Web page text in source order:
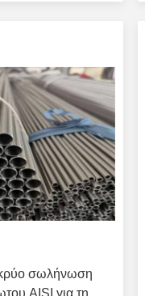
σωλήνωση
AISI για τη